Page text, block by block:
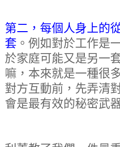
第二，每個人身上的
套 。例如對於工作是
於家庭可能又是另一
嘛，本來就是一種很
對方互動前，先弄清
會是最有效的秘密武